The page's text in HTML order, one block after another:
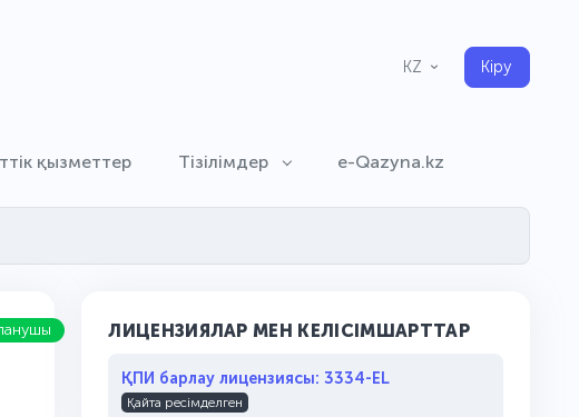
KZ Кіру
қызметтер Тізілімдер e-Qazyna.kz
ЛИЦЕНЗИЯЛАР МЕН КЕЛІСІМШАРТТАР
ҚПИ барлау лицензиясы: 3334-EL
Қайта ресімделген